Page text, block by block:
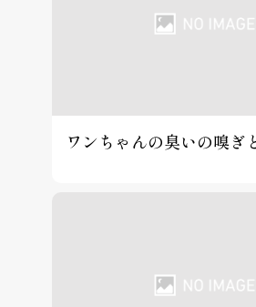
ワンちゃんの臭いの嗅ぎ